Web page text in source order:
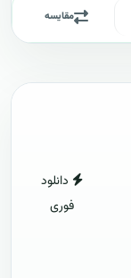
مقایسه
دانلود
فوری